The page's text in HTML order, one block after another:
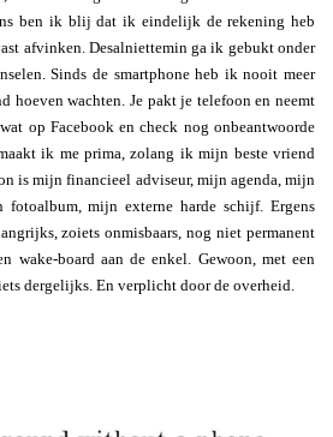
ben ik blij dat ik eindelijk de rekening heb
afvinken. Desalniettemin ga ik gebukt onder
Sinds de smartphone heb ik nooit meer
hoeven wachten. Je pakt je telefoon en neemt
op Facebook en check nog onbeantwoorde
ik me prima, zolang ik mijn beste vriend
is mijn financieel adviseur, mijn agenda, mijn
mijn externe harde schijf. Ergens
zoiets onmisbaars, nog niet permanent
wake-board aan de enkel. Gewoon, met een
dergelijks. En verplicht door de overheid.